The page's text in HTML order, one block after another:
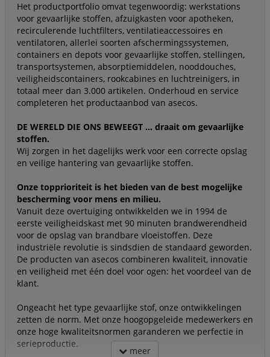
Het productportfolio omvat tegenwoordig: werkstations
voor gevaarlijke stoffen, afzuigkasten voor apotheken,
recirculerende luchtfilters, ventilatieaccessoires en
ventilatoren, allerlei soorten afschermingssystemen,
containers en depots voor gevaarlijke stoffen, stellingen,
transportsystemen, absorptiemiddelen, nooddouches,
veiligheidscontainers, rookcabines en luchtreinigers, in
totaal meer dan 3.000 artikelen. Onderhoud en service
completeren het productaanbod van asecos.
DE WERELD DIE ONS BEWEEGT ... draait om gevaarlijke
stoffen.
Wij zorgen in het dagelijks werk voor een correcte opslag
en veilige hantering van gevaarlijke stoffen.
Onze topprioriteit is het bieden van de best mogelijke
bescherming voor mens en milieu.
Vanuit deze overtuiging ontwikkelden we in 1994 de
eerste veiligheidskast met 90 minuten brandwerendheid
voor de opslag van brandbare vloeistoffen. Deze
industriële revolutie is sindsdien de standaard geworden.
De producten van asecos combineren kwaliteit, innovatie
en veiligheid met één doel voor ogen: het voordeel van de
klant.
Ongeacht het type gevaarlijke stof, onze ontwikkelingen
zetten de norm. Met onze hoogopgeleide medewerkers en
onze hoge kwaliteitsnormen garanderen we perfectie in
serieproductie.
meer